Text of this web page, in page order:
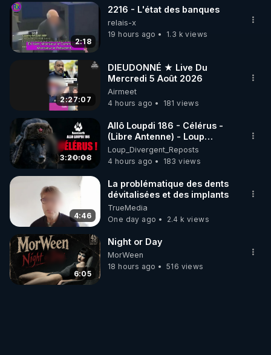
▶ 30 jours gratuit sur l’application de méditation et
de bien-être ENVOL :
Rendez-vous sur https://www.envol.app/code
le code : REGENERE
2:18
2216 - L'état des banques
relais-x
19 hours ago
1.3 k views
2:27:07
DIEUDONNÉ ★ Live Du
Mercredi 5 Août 2026
Airmeet
4 hours ago
181 views
3:20:08
Allô Loupdi 186 - Célérus -
(Libre Antenne) - Loup
Divergent 2026.08.06
Loup_Divergent_Reposts
4 hours ago
183 views
4:46
La problématique des dents
dévitalisées et des implants
TrueMedia
One day ago
2.4 k views
6:05
Night or Day
MorWeen
18 hours ago
516 views